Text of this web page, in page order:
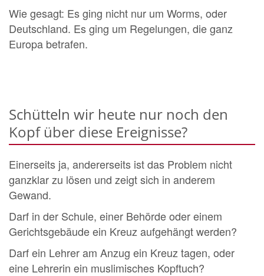
Wie gesagt: Es ging nicht nur um Worms, oder
Deutschland. Es ging um Regelungen, die ganz
Europa betrafen.
Schütteln wir heute nur noch den
Kopf über diese Ereignisse?
Einerseits ja, andererseits ist das Problem nicht
ganzklar zu lösen und zeigt sich in anderem
Gewand.
Darf in der Schule, einer Behörde oder einem
Gerichtsgebäude ein Kreuz aufgehängt werden?
Darf ein Lehrer am Anzug ein Kreuz tagen, oder
eine Lehrerin ein muslimisches Kopftuch?